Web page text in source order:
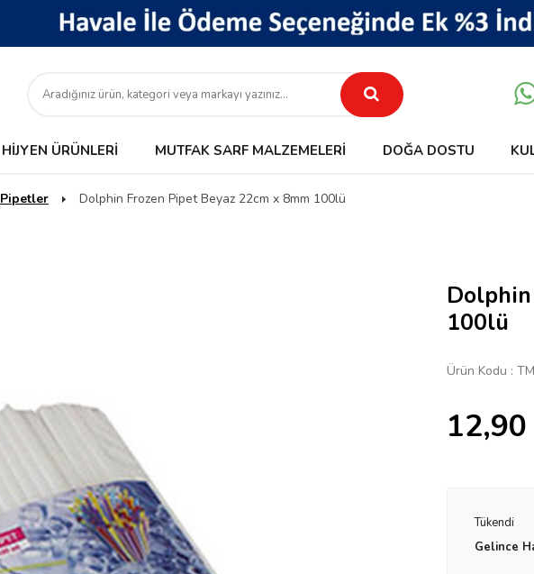
HIJYEN ÜRÜNLERI MUTFAK SARF MALZEMELERI DOĞA DOSTU
Pipetler Dolphin Frozen Pipet Beyaz 22cm x 8mm 100lü
100lü
Ürün Kodu :
12,90
Tükendi
Gelince